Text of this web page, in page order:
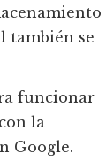
también se
funcionar
la
Google.